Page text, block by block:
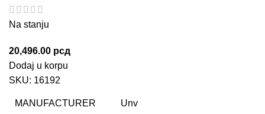
Na stanju
20,496.00 рсд
Dodaj u korpu
SKU: 16192
MANUFACTURER Unv